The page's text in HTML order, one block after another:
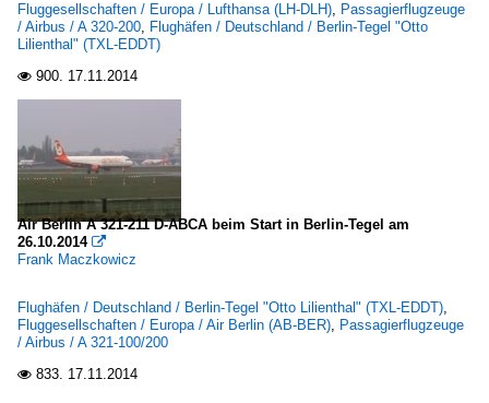
Fluggesellschaften / Europa / Lufthansa (LH-DLH), Passagierflugzeuge
/ Airbus / A 320-200, Flughäfen / Deutschland / Berlin-Tegel "Otto
Lilienthal" (TXL-EDDT)
 900. 17.11.2014
Air Berlin A 321-211 D-ABCA beim Start in Berlin-Tegel am
26.10.2014 
Frank Maczkowicz
Flughäfen / Deutschland / Berlin-Tegel "Otto Lilienthal" (TXL-EDDT),
Fluggesellschaften / Europa / Air Berlin (AB-BER), Passagierflugzeuge
/ Airbus / A 321-100/200
 833. 17.11.2014